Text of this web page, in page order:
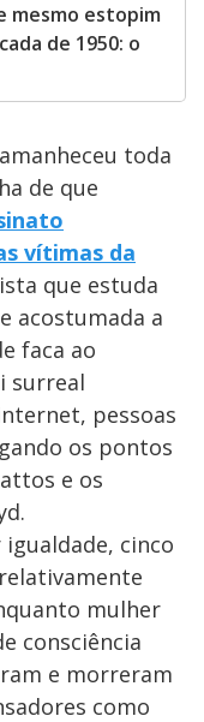
mesmo estopim
de 1950: o
toda
de que
vítimas da
que estuda
acostumada a
faca ao
surreal
pessoas
os pontos
e os
cinco
mulher
consciência
e morreram
como